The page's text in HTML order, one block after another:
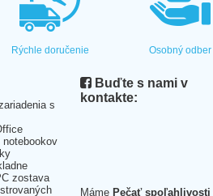
Rýchle doručenie Osobný odber
s
zostava
Buďte s nami v
kontakte:
Máme Pečať spoľahlivosti